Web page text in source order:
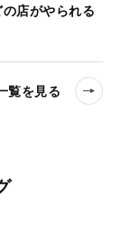
店がやられる
覧を見る